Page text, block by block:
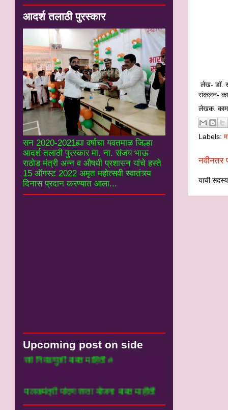
लेख- डॉ.
संकलन-
लेखक.
Labels:
नवीनतर
याची
आदर्श तलाठी पुरस्कार
सन 2020-2021ह्या वर्षाचा यवतमाळ जिल्हा
आदर्श तलाठी पुरस्कार मा. ना. संजय भाऊ
राठोड मंत्री अन्न व औषधी प्रशासन यांचे हस्ते
15 ऑगस्ट 2022 अमृत महोत्सवी स्वातंत्र्य
दिनास प्रदान करण्यात आला...
Upcoming post on side
बाबत माहिती #
पांदण रस्ता योजना बाबत माहीती